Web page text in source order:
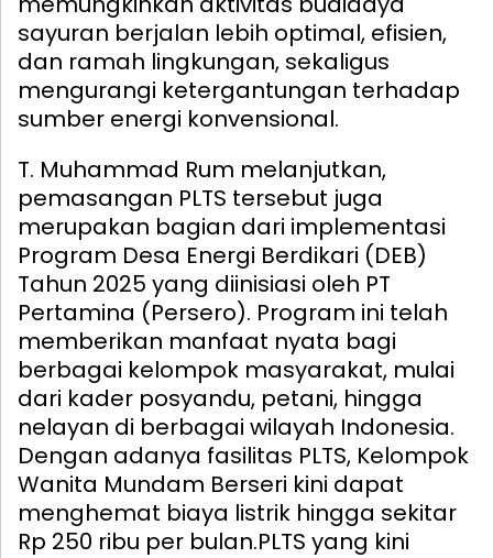
sayuran berjalan lebih optimal, efisien,
dan ramah lingkungan, sekaligus
mengurangi ketergantungan terhadap
sumber energi konvensional.
T. Muhammad Rum melanjutkan,
pemasangan PLTS tersebut juga
merupakan bagian dari implementasi
Program Desa Energi Berdikari (DEB)
Tahun 2025 yang diinisiasi oleh PT
Pertamina (Persero). Program ini telah
memberikan manfaat nyata bagi
berbagai kelompok masyarakat, mulai
dari kader posyandu, petani, hingga
nelayan di berbagai wilayah Indonesia.
Dengan adanya fasilitas PLTS, Kelompok
Wanita Mundam Berseri kini dapat
menghemat biaya listrik hingga sekitar
Rp 250 ribu per bulan.PLTS yang kini